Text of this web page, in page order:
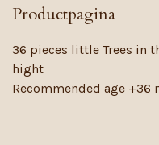
Productpagina
36 pieces little Trees in
hight
Recommended age +36